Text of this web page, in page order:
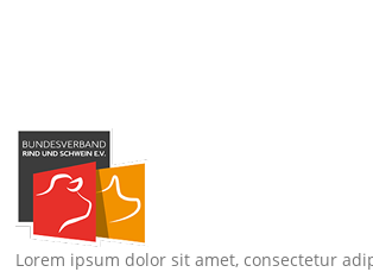
Lorem ipsum dolor sit amet, consectetur